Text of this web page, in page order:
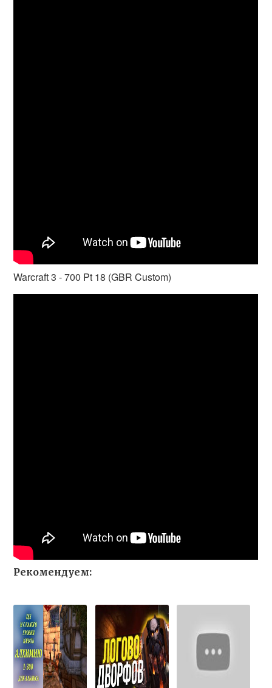
Warcraft 3 - 700 Pt 18 (GBR Custom)
Рекомендуем: